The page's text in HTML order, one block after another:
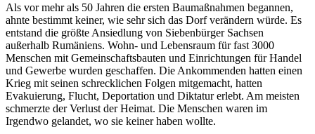
Als vor mehr als 50 Jahren die ersten Baumaßnahmen begannen,
ahnte bestimmt keiner, wie sehr sich das Dorf verändern würde. Es
entstand die größte Ansiedlung von Siebenbürger Sachsen
außerhalb Rumäniens. Wohn- und Lebensraum für fast 3000
Menschen mit Gemeinschaftsbauten und Einrichtungen für Handel
und Gewerbe wurden geschaffen. Die Ankommenden hatten einen
Krieg mit seinen schrecklichen Folgen mitgemacht, hatten
Evakuierung, Flucht, Deportation und Diktatur erlebt. Am meisten
schmerzte der Verlust der Heimat. Die Menschen waren im
Irgendwo gelandet, wo sie keiner haben wollte.